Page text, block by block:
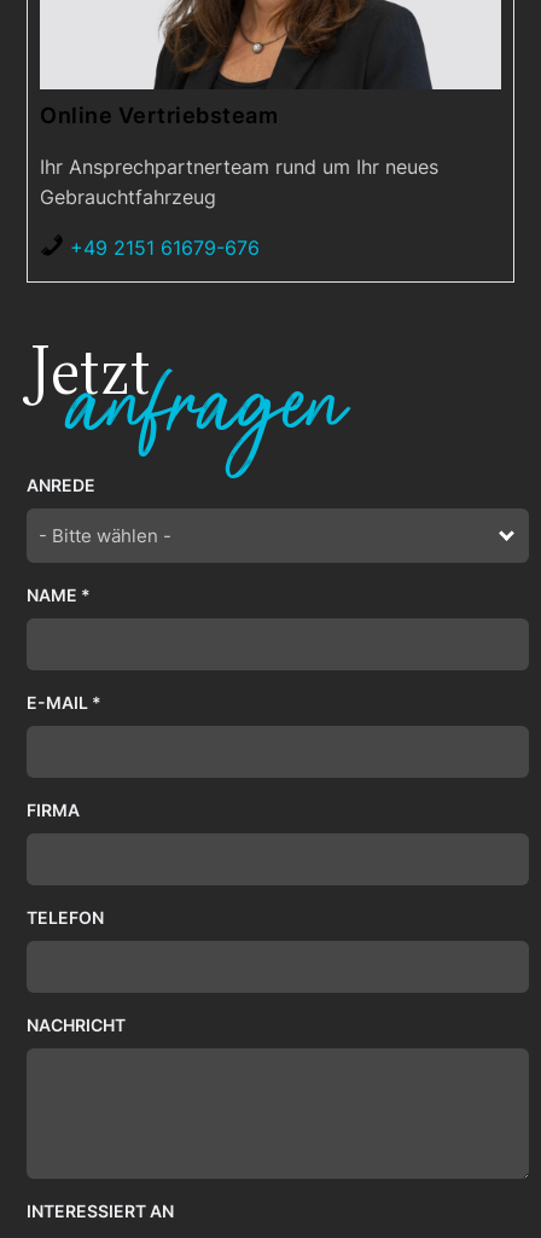
Online Vertriebsteam
Ihr Ansprechpartnerteam rund um Ihr neues
Gebrauchtfahrzeug
+49 2151 61679-676
Jetzt
anfragen
ANREDE
- Bitte wählen -
NAME *
E-MAIL *
FIRMA
TELEFON
NACHRICHT
INTERESSIERT AN